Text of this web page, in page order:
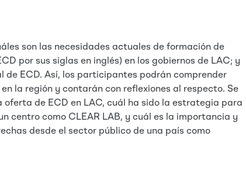
son las necesidades actuales de formación de
por sus siglas en inglés) en los gobiernos de LAC; y
ECD. Así, los participantes podrán comprender
la región y contarán con reflexiones al respecto. Se
oferta de ECD en LAC, cuál ha sido la estrategia para
centro como CLEAR LAB, y cuál es la importancia y
desde el sector público de una país como